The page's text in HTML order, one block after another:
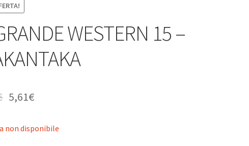
WESTERN 15 –
5,61€
non disponibile